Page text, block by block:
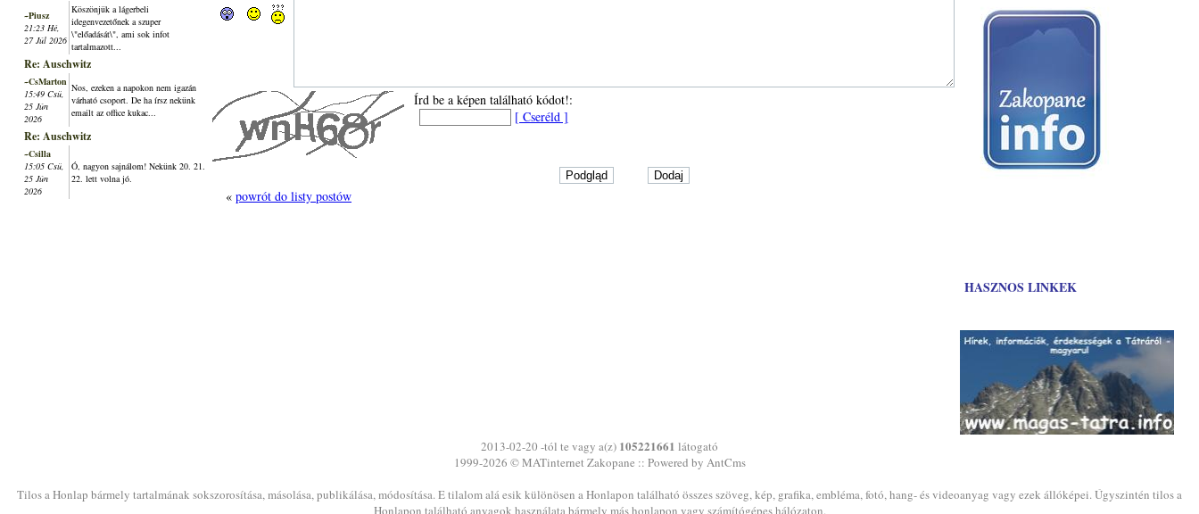
~Piusz
21:23 Hé,
27 Júl 2026
Köszönjük a lágerbeli
idegenvezetőnek a szuper
\"előadását\", ami sok infot
tartalmazott...
Re: Auschwitz
~CsMarton
15:49 Csü,
25 Jún
2026
Nos, ezeken a napokon nem igazán
várható csoport. De ha írsz nekünk
emailt az office kukac...
Re: Auschwitz
~Csilla
15:05 Csü,
25 Jún
2026
Ó, nagyon sajnálom! Nekünk 20. 21.
22. lett volna jó.
Írd be a képen található kódot!:
[ Cseréld ]
« powrót do listy postów
HASZNOS LINKEK
2013-02-20 -tól te vagy a(z) 105221661 látogató
1999-2026 ©MATinternet Zakopane :: Powered by AntCms
Tilos a Honlap bármely tartalmának sokszorosítása, másolása, publikálása, módosítása. E tilalom alá esik különösen a Honlapon található összes szöveg, kép, grafika, embléma, fotó, hang- és videoanyag vagy ezek állóképei. Úgyszintén tilos a
Honlapon található anyagok használata bármely más honlapon vagy számítógépes hálózaton.